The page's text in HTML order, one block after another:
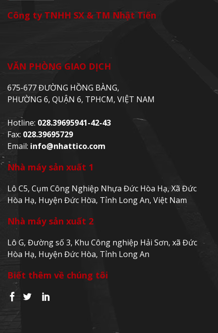
Công ty TNHH SX & TM Nhật Tiến
VĂN PHÒNG GIAO DỊCH
675-677 ĐƯỜNG HỒNG BÀNG,
PHƯỜNG 6, QUẬN 6, TPHCM, VIỆT NAM
Hotline: 028.39695941-42-43
Fax: 028.39695729
Email: info@nhattico.com
Nhà máy sản xuất 1
Lô C5, Cụm Công Nghiệp Nhựa Đức Hòa Hạ, Xã Đức
Hòa Hạ, Huyện Đức Hòa, Tỉnh Long An, Việt Nam
Nhà máy sản xuất 2
Lô G, Đường số 3, Khu Công nghiệp Hải Sơn, xã Đức
Hòa Hạ, Huyện Đức Hòa, Tỉnh Long An
Biết thêm về chúng tôi